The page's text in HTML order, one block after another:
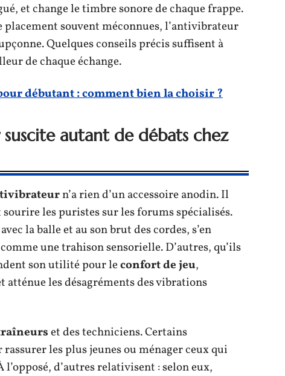
et change le timbre sonore de chaque frappe.
placement souvent méconnues, l’antivibrateur
Quelques conseils précis suffisent à
de chaque échange.
débutant : comment bien la choisir ?
autant de débats chez
n’a rien d’un accessoire anodin. Il
les puristes sur les forums spécialisés.
la balle et au son brut des cordes, s’en
une trahison sensorielle. D’autres, qu’ils
son utilité pour leconfort de jeu,
atténue les désagréments des vibrations
et des techniciens. Certains
les plus jeunes ou ménager ceux qui
d’autres relativisent : selon eux,